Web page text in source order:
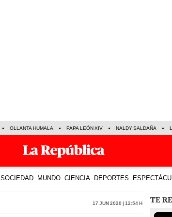
OLLANTA HUMALA PAPA LEÓN XIV NALDY SALDAÑA
SOCIEDAD MUNDO CIENCIA DEPORTES
17 Jun 2020 | 12:54 h TE